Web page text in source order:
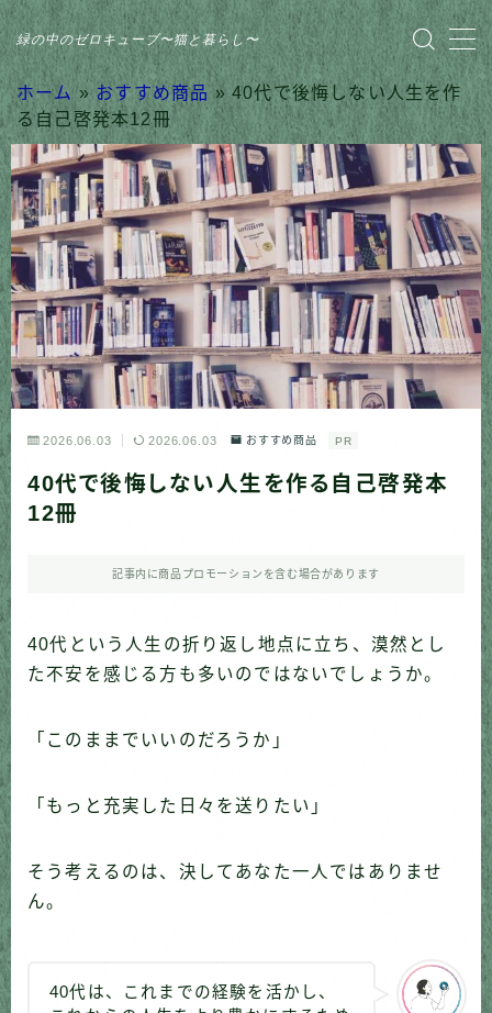
緑の中のゼロキューブ〜猫と暮らし〜
MENU
HOME
おすすめ商品
家のこと
日記
猫との暮らし
ホーム » おすすめ商品 » 40代で後悔しない人生を作
る自己啓発本12冊
2026.06.03 2026.06.03 おすすめ商品 PR
40代で後悔しない人生を作る自己啓発本
12冊
記事内に商品プロモーションを含む場合があります
40代という人生の折り返し地点に立ち、漠然とし
た不安を感じる方も多いのではないでしょうか。
「このままでいいのだろうか」
「もっと充実した日々を送りたい」
そう考えるのは、決してあなた一人ではありませ
ん。
40代は、これまでの経験を活かし、